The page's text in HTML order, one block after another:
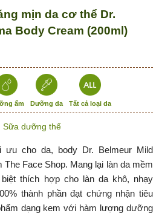
mịn da cơ thể Dr.
Body Cream (200ml)
ẩm Dưỡng da Tất cả loại da
Sữa dưỡng thể
ưu cho da, body Dr. Belmeur Mild
Face Shop. Mang lại làn da mềm
thích hợp cho làn da khô, nhạy
thành phần đạt chứng nhận tiêu
dạng kem với hàm lượng dưỡng